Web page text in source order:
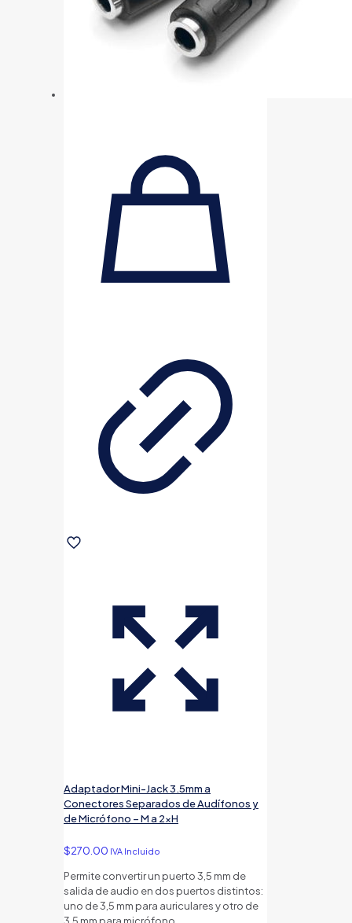
Adaptador Mini-Jack 3.5mm a
Conectores Separados de Audífonos y
de Micrófono – M a 2xH
$270.00 IVA Incluido
Permite convertir un puerto 3,5 mm de
salida de audio en dos puertos distintos:
uno de 3,5 mm para auriculares y otro de
3,5 mm para micrófono.